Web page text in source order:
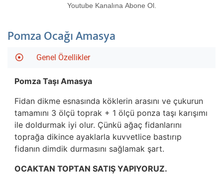
Youtube Kanalına Abone Ol.
Pomza Ocağı Amasya
Genel Özellikler
Pomza Taşı Amasya
Fidan dikme esnasında köklerin arasını ve çukurun
tamamını 3 ölçü toprak + 1 ölçü ponza taşı karışımı
ile doldurmak iyi olur. Çünkü ağaç fidanlarını
toprağa dikince ayaklarla kuvvetlice bastırıp
fidanın dimdik durmasını sağlamak şart.
OCAKTAN TOPTAN SATIŞ YAPIYORUZ.